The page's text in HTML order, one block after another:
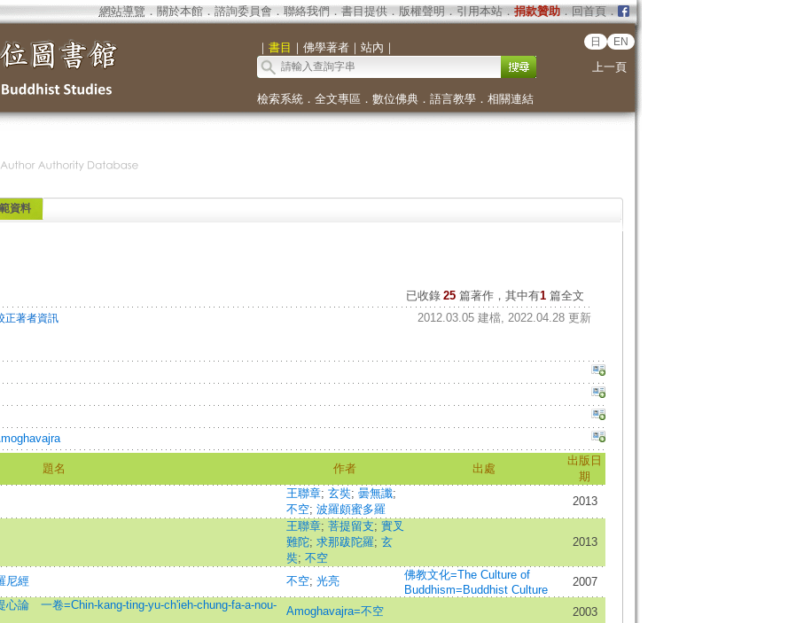
網站導覽 ． 關於本館． 諮詢委員會． 聯絡我們 ． 書目提供． 版權聲明 ． 引用本站． 捐款贊助．回首頁．
｜ 書目 ｜ 佛學著者｜ 站內 ｜ 日 EN
上一頁
檢索系統． 全文專區 ． 數位佛典． 語言教學． 相關連結
資料
已收錄 25 篇著作，其中有1篇全文
正著者資訊 2012.03.05 建檔, 2022.04.28 更新
題名 作者 出處
出版日
期
王聯章; 玄奘; 曇無讖;
不空; 波羅頗蜜多羅
2013
王聯章; 菩提留支; 實叉
難陀; 求那跋陀羅; 玄
奘; 不空
2013
尼經 不空; 光亮
佛教文化=The Culture of
Buddhism=Buddhist Culture
2007
心論 一卷=Chin-kang-ting-yu-ch'ieh-chung-fa-a-nou-
Amoghavajra=不空
2003